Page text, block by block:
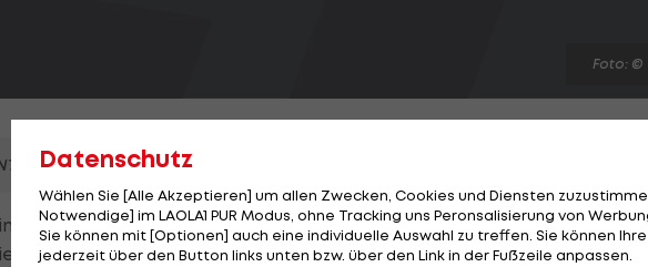
Foto: ©
Wechsel in die Premier League. Aufsteiger QPR soll bereits mit
von Juventus Turin einig sein. "Bianconeri"-Sportdirektor Beppe
Datenschutz
Wählen Sie [Alle Akzeptieren] um allen Zwecken, Cookies und Diensten
Notwendige] im LAOLA1 PUR Modus, ohne Tracking uns Peronsalisierung von
Sie können mit [Optionen] auch eine individuelle Auswahl zu treffen. Sie können
jederzeit über den Button links unten bzw. über den Link in der Fußzeile anpassen.